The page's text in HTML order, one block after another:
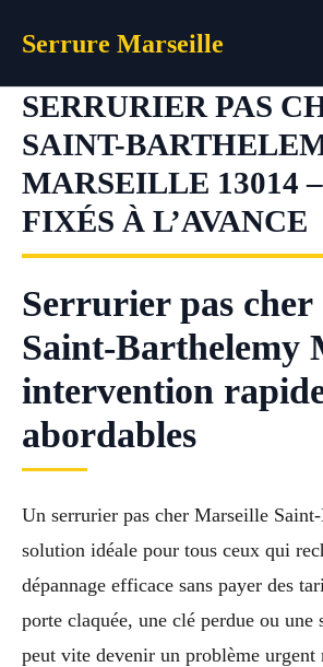
Serrure Marseille
SERRURIER PAS
SAINT-
MARSEILLE 13014
FIXÉS À L’AVANCE
Serrurier pas
Saint-Barthelemy
intervention
abordables
Un serrurier pas cher Marseille
solution idéale pour tous ceux qui
dépannage efficace sans payer des
porte claquée, une clé perdue ou une
peut vite devenir un problème urgent